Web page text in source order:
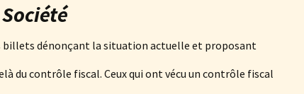
billets dénonçant la situation actuelle et proposant
du contrôle fiscal. Ceux qui ont vécu un contrôle fiscal